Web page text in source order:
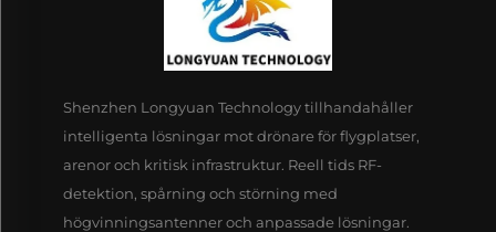
Shenzhen Longyuan Technology tillhandahåller
intelligenta lösningar mot drönare för flygplatser,
arenor och kritisk infrastruktur. Reell tids RF-
detektion, spårning och störning med
högvinningsantenner och anpassade lösningar.